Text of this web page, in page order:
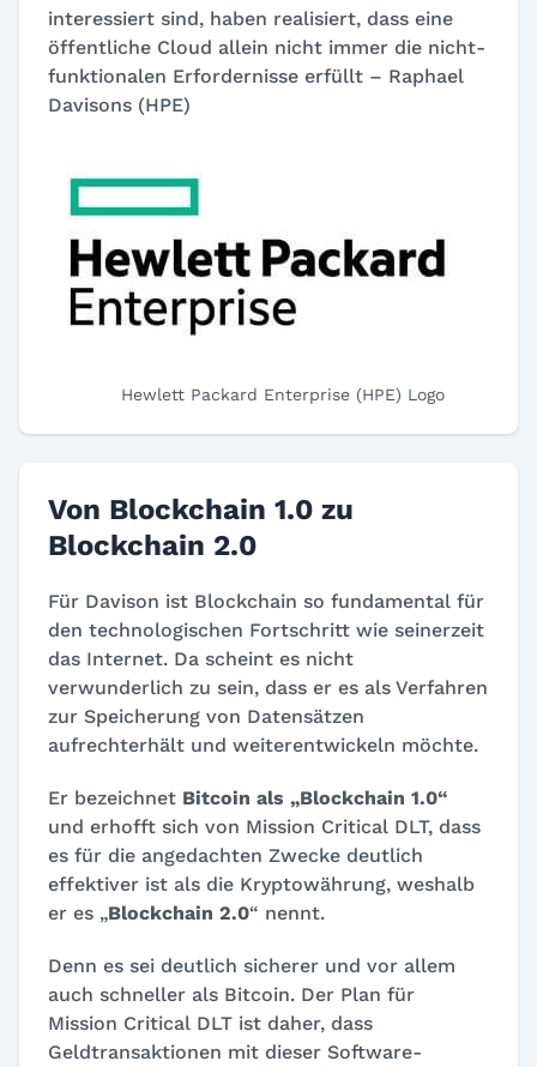
interessiert sind, haben realisiert, dass eine
öffentliche Cloud allein nicht immer die nicht-
funktionalen Erfordernisse erfüllt – Raphael
Davisons (HPE)
Hewlett Packard Enterprise (HPE) Logo
Von Blockchain 1.0 zu
Blockchain 2.0
Für Davison ist Blockchain so fundamental für
den technologischen Fortschritt wie seinerzeit
das Internet. Da scheint es nicht
verwunderlich zu sein, dass er es als Verfahren
zur Speicherung von Datensätzen
aufrechterhält und weiterentwickeln möchte.
Er bezeichnet Bitcoin als „Blockchain 1.0“
und erhofft sich von Mission Critical DLT, dass
es für die angedachten Zwecke deutlich
effektiver ist als die Kryptowährung, weshalb
er es „Blockchain 2.0“ nennt.
Denn es sei deutlich sicherer und vor allem
auch schneller als Bitcoin. Der Plan für
Mission Critical DLT ist daher, dass
Geldtransaktionen mit dieser Software-